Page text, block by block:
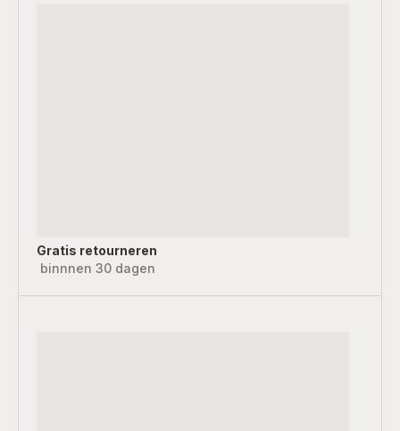
Gratis retourneren
binnnen 30 dagen